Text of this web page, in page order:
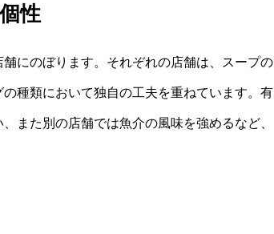
性
にのぼります。それぞれの店舗は、スープの
種類において独自の工夫を重ねています。有
また別の店舗では魚介の風味を強めるなど、